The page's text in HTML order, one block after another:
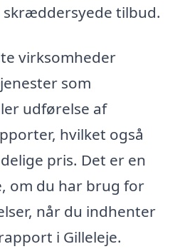
skræddersyede tilbud.
virksomheder
som
udførelse af
hvilket også
pris. Det er en
om du har brug for
når du indhenter
i Gilleleje.